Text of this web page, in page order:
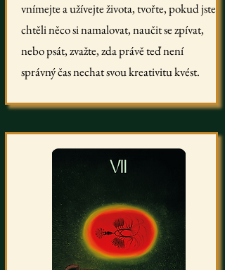
vnímejte a užívejte života, tvořte, pokud jste
chtěli něco si namalovat, naučit se zpívat,
nebo psát, zvažte, zda právě teď není
správný čas nechat svou kreativitu kvést.